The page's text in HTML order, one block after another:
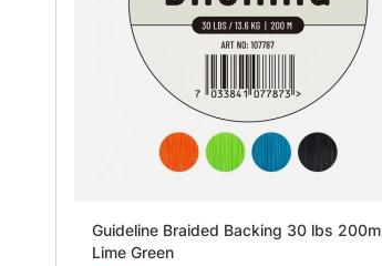
Guideline Braided Backing 30 lbs 200m
Lime Green